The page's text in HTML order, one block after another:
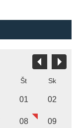
Št Sk
01 02
08 09